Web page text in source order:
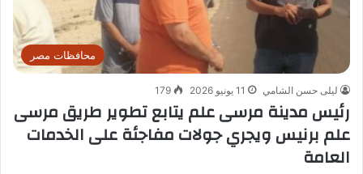
محافظات مصر
ليلى حسن الشامي 11 يونيو 2026 179
رئيس مدينة مرسى علم يتابع تطوير طريق مرسى
علم برنيس ويجري جولات مفاجئة على الخدمات
العامة